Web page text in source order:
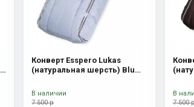
Конверт Esspero Lukas
(натуральная шерсть) Blu
7 500 р
В наличии
7 500
В